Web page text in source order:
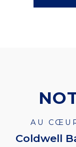
AU
Coldwell